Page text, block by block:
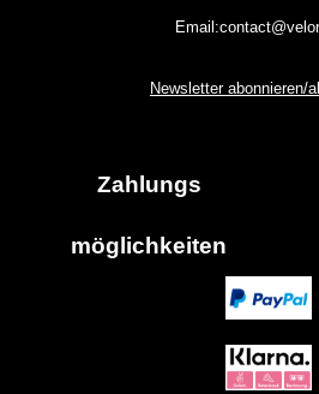
Newsletter abonnieren/
Zahlungs
möglich keiten